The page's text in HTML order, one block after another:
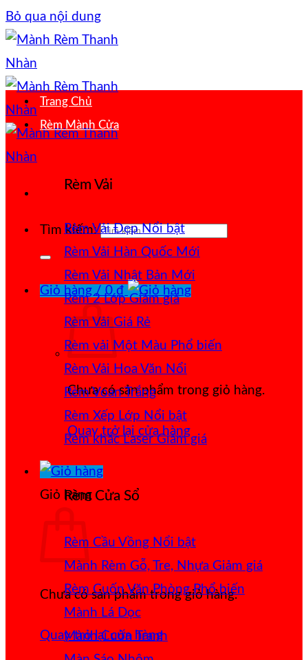
Bỏ qua nội dung
Tìm kiếm:
Giỏ hàng /0₫
Chưa có sản phẩm trong giỏ hàng.
Quay trở lại cửa hàng
Giỏ hàng
Chưa có sản phẩm trong giỏ hàng.
Quay trở lại cửa hàng
Trang Chủ
Rèm Mành Cửa
Rèm Vải
Rèm Vải Đẹp
Rèm Vải Hàn Quốc
Rèm Vải Nhật Bản
Rèm 2 Lớp
Rèm Vải Giá Rẻ
Rèm vải Một Màu
Rèm Vải Hoa Văn Nổi
Rèm Voan Trắng
Rèm Xếp Lớp
Rèm khắc Laser
Rèm Cửa Sổ
Rèm Cầu Vồng
Mành Rèm Gỗ, Tre, Nhựa
Rèm Cuốn Văn Phòng
Mành Lá Dọc
Mành Cuốn Tranh